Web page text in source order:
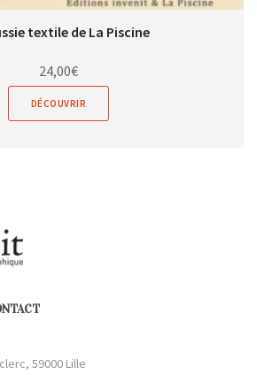
textile de La Piscine
24,00€
DÉCOUVRIR
59000 Lille